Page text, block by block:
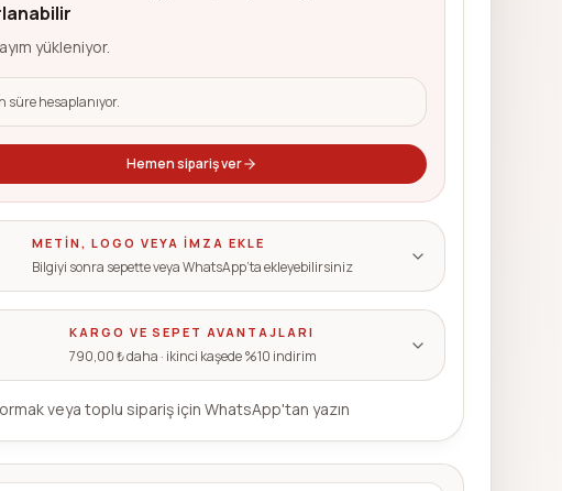
yükleniyor.
süre hesaplanıyor.
Hemen sipariş ver
METIN, LOGO VEYA IMZA EKLE
Bilgiyi sonra sepette veya WhatsApp’ta ekleyebilirsiniz
KARGO VE SEPET AVANTAJLARI
790,00 ₺ daha · ikinci kaşede %10 indirim
veya toplu sipariş için WhatsApp'tan yazın